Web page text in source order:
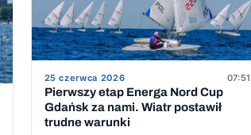
25 czerwca 2026 07:51
Pierwszy etap Energa Nord Cup
Gdańsk za nami. Wiatr postawił
trudne warunki